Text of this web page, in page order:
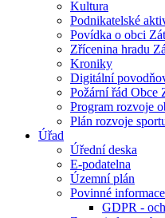
Kultura
Podnikatelské
Povídka o obci
Zřícenina hradu
Kroniky
Digitální
Požární řád Obce
Program rozvoje
Plán rozvoje
Úřad
Úřední deska
E-podatelna
Územní plán
Povinné informace
GDPR -